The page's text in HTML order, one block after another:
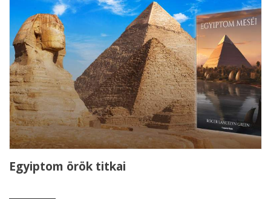
Egyiptom örök titkai